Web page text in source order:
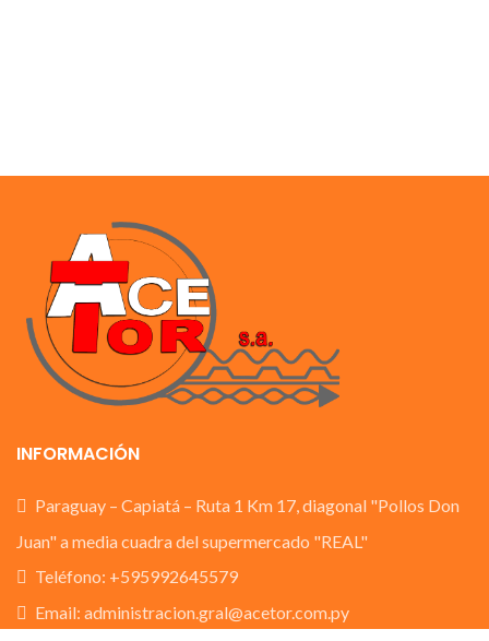
INFORMACIÓN
Paraguay – Capiatá – Ruta 1 Km 17, diagonal "Pollos Don
Juan" a media cuadra del supermercado "REAL"
Teléfono: +595992645579
Email: administracion.gral@acetor.com.py